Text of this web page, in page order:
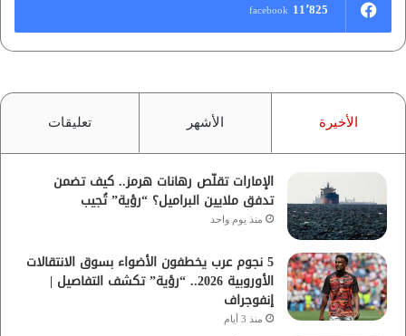
11٬825 facebook
الأخيرة الأشهر تعليقات
الإمارات تقلّص رهانات هرمز.. كيف تضمن
تدفق ملايين البراميل؟ “رؤية” تُجيب
منذ يوم واحد
5 نجوم عرب يخطفون الأضواء بسوق الانتقالات
الأوروبية 2026.. “رؤية” تكشف التفاصيل |
إنفوجراف
منذ 3 أيام